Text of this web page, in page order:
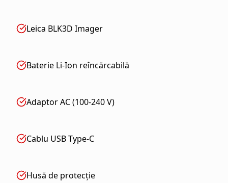
Leica BLK3D Imager
Baterie Li-Ion reîncărcabilă
Adaptor AC (100-240 V)
Cablu USB Type-C
Husă de protecție